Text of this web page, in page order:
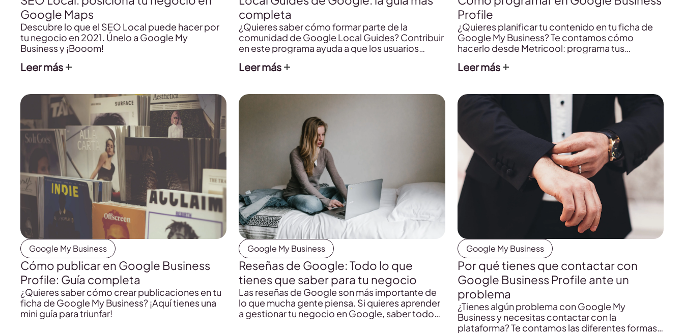
Google Maps
Descubre lo que el SEO Local puede hacer por
tu negocio en 2021. Únelo a Google My
Business y ¡Booom!
Leer más
completa
¿Quieres saber cómo formar parte de la
comunidad de Google Local Guides? Contribuir
en este programa ayuda a que los usuarios
pequeñas recompensas. En este post tienes
Leer más
Profile
¿Quieres planificar tu contenido en tu ficha de
Google My Business? Te contamos cómo
hacerlo desde Metricool: programa tus
Además, con la funcionalidad de autolistas
Leer más
Google My Business
Cómo publicar en Google Business
Profile: Guía completa
¿Quieres saber cómo crear publicaciones en tu
ficha de Google My Business? ¡Aquí tienes una
mini guía para triunfar!
Google My Business
Reseñas de Google: Todo lo que
tienes que saber para tu negocio
Las reseñas de Google son más importante de
lo que mucha gente piensa. Si quieres aprender
a gestionar tu negocio en Google, saber todo
Google My Business
Por qué tienes que contactar con
Google Business Profile ante un
problema
¿Tienes algún problema con Google My
Business y necesitas contactar con la
plataforma? Te contamos las diferentes formas